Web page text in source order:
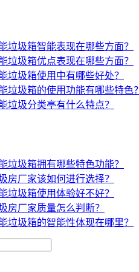
垃圾箱智能表现在哪些方面？
垃圾箱优点表现在哪些方面？
垃圾箱使用中有哪些好处？
垃圾箱的使用功能有哪些特色？
垃圾分类亭有什么特点？
垃圾箱拥有哪些特色功能？
房厂家该如何进行选择？
垃圾箱使用体验好不好？
房厂家质量怎么判断？
垃圾箱的智能性体现在哪里？